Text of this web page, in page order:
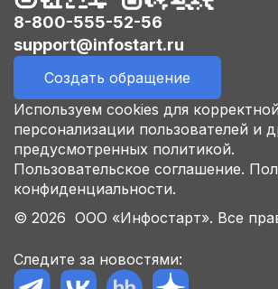
8-800-555-52-56
support@infostart.ru
Создать обращение
Используем cookies для
персонализации пользователей и
предусмотренных политикой.
Пользовательское соглашение.
конфиденциальности.
© 2026 ООО «Инфостарт». Все
Следите за новостями: